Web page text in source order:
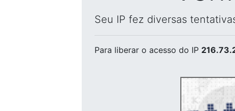
Seu IP fez diversas
Para liberar o acesso do IP